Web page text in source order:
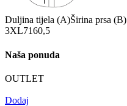
Duljina tijela (A)Širina prsa (B)
3XL7160,5
Naša ponuda
OUTLET
Dodaj